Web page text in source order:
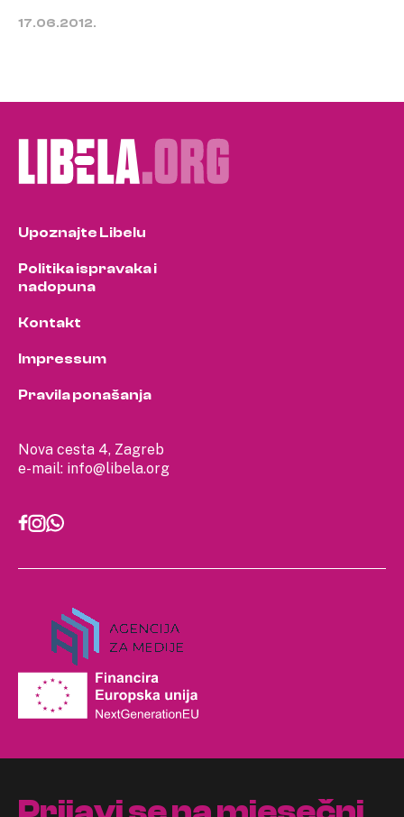
17.06.2012.
Nova cesta 4, Zagreb
e-mail: info@libela.org
Upoznajte Libelu
Politika ispravaka i
nadopuna
Kontakt
Impressum
Pravila ponašanja